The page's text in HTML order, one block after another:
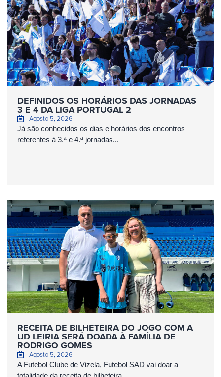
DEFINIDOS OS HORÁRIOS DAS JORNADAS
3 E 4 DA LIGA PORTUGAL 2
Agosto 5, 2026
Já são conhecidos os dias e horários dos encontros
referentes à 3.ª e 4.ª jornadas...
RECEITA DE BILHETEIRA DO JOGO COM A
UD LEIRIA SERÁ DOADA À FAMÍLIA DE
RODRIGO GOMES
Agosto 5, 2026
A Futebol Clube de Vizela, Futebol SAD vai doar a